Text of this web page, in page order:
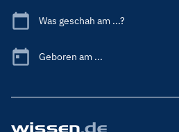
Was geschah am ...?
Geboren am ...